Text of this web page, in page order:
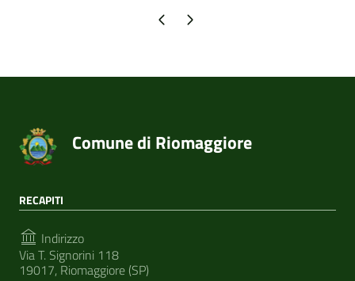
Pagina precedente
Pagina successiva
Comune di Riomaggiore
RECAPITI
Indirizzo
Via T. Signorini 118
19017, Riomaggiore (SP)